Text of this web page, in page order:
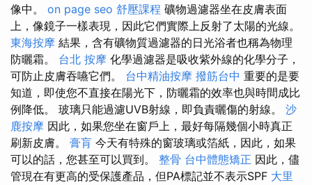
像中。 on page seo 舒壓課程 礦物過濾器坐在皮膚表面
上，像鏡子一樣表現，因此它們實際上反射了太陽的光線。
東海按摩 結果，含有礦物質過濾器的日光浴者也稱為物理
防曬霜。 台北 按摩 化學過濾器是吸收紫外線的化學分子，
可防止皮膚吞嚥它們。 台中精油按摩 撥筋台中 重要的是要
知道，即使您不直接在陽光下，防曬霜的效率也與時間成比
例降低。 玻璃只能過濾UVB射線，即負責曬傷的射線。 沙
鹿按摩 因此，如果您坐在窗戶上，最好每隔幾個小時真正
刷新皮膚。 膏肓 今天有特殊的窗玻璃或箔紙，因此，如果
可以的話，您甚至可以買到。 整骨 台中體態矯正 因此，儘
管現在有更高的受保護產品，但PA標記並不表示SPF 大里